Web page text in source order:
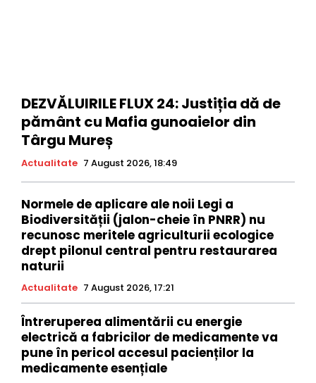
DEZVĂLUIRILE FLUX 24: Justiția dă de
pământ cu Mafia gunoaielor din
Târgu Mureș
Actualitate 7 August 2026, 18:49
Normele de aplicare ale noii Legi a
Biodiversității (jalon-cheie în PNRR) nu
recunosc meritele agriculturii ecologice
drept pilonul central pentru restaurarea
naturii
Actualitate 7 August 2026, 17:21
Întreruperea alimentării cu energie
electrică a fabricilor de medicamente va
pune în pericol accesul pacienților la
medicamente esențiale